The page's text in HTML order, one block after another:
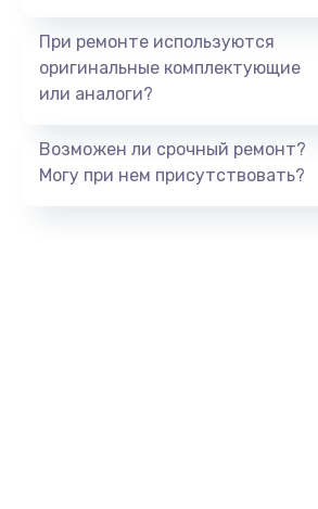
При ремонте используются
оригинальные комплектующие
или аналоги?
Возможен ли срочный ремонт?
Могу при нем присутствовать?